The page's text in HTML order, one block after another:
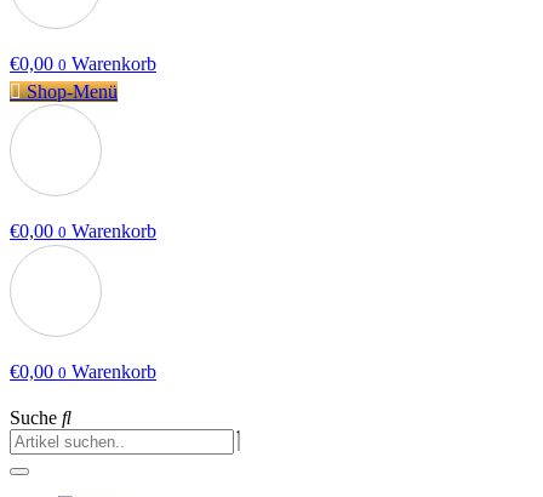
€0,00 0 Warenkorb
Shop-Menü
€0,00 0 Warenkorb
€0,00 0 Warenkorb
Suche